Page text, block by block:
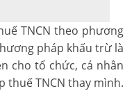
TNCN theo phương
pháp khấu trừ là
cho tổ chức, cá nhân
thuế TNCN thay mình.